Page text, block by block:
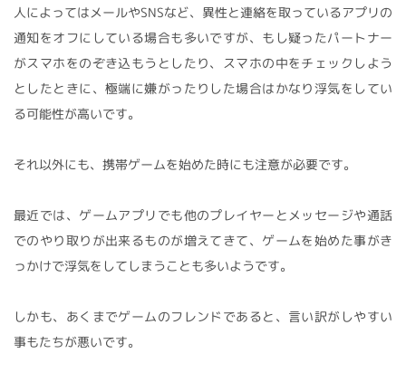
人によってはメールやSNSなど、異性と連絡を取っているアプリの
通知をオフにしている場合も多いですが、もし疑ったパートナー
がスマホをのぞき込もうとしたり、スマホの中をチェックしよう
としたときに、極端に嫌がったりした場合はかなり浮気をしてい
る可能性が高いです。
それ以外にも、携帯ゲームを始めた時にも注意が必要です。
最近では、ゲームアプリでも他のプレイヤーとメッセージや通話
でのやり取りが出来るものが増えてきて、ゲームを始めた事がき
っかけで浮気をしてしまうことも多いようです。
しかも、あくまでゲームのフレンドであると、言い訳がしやすい
事もたちが悪いです。